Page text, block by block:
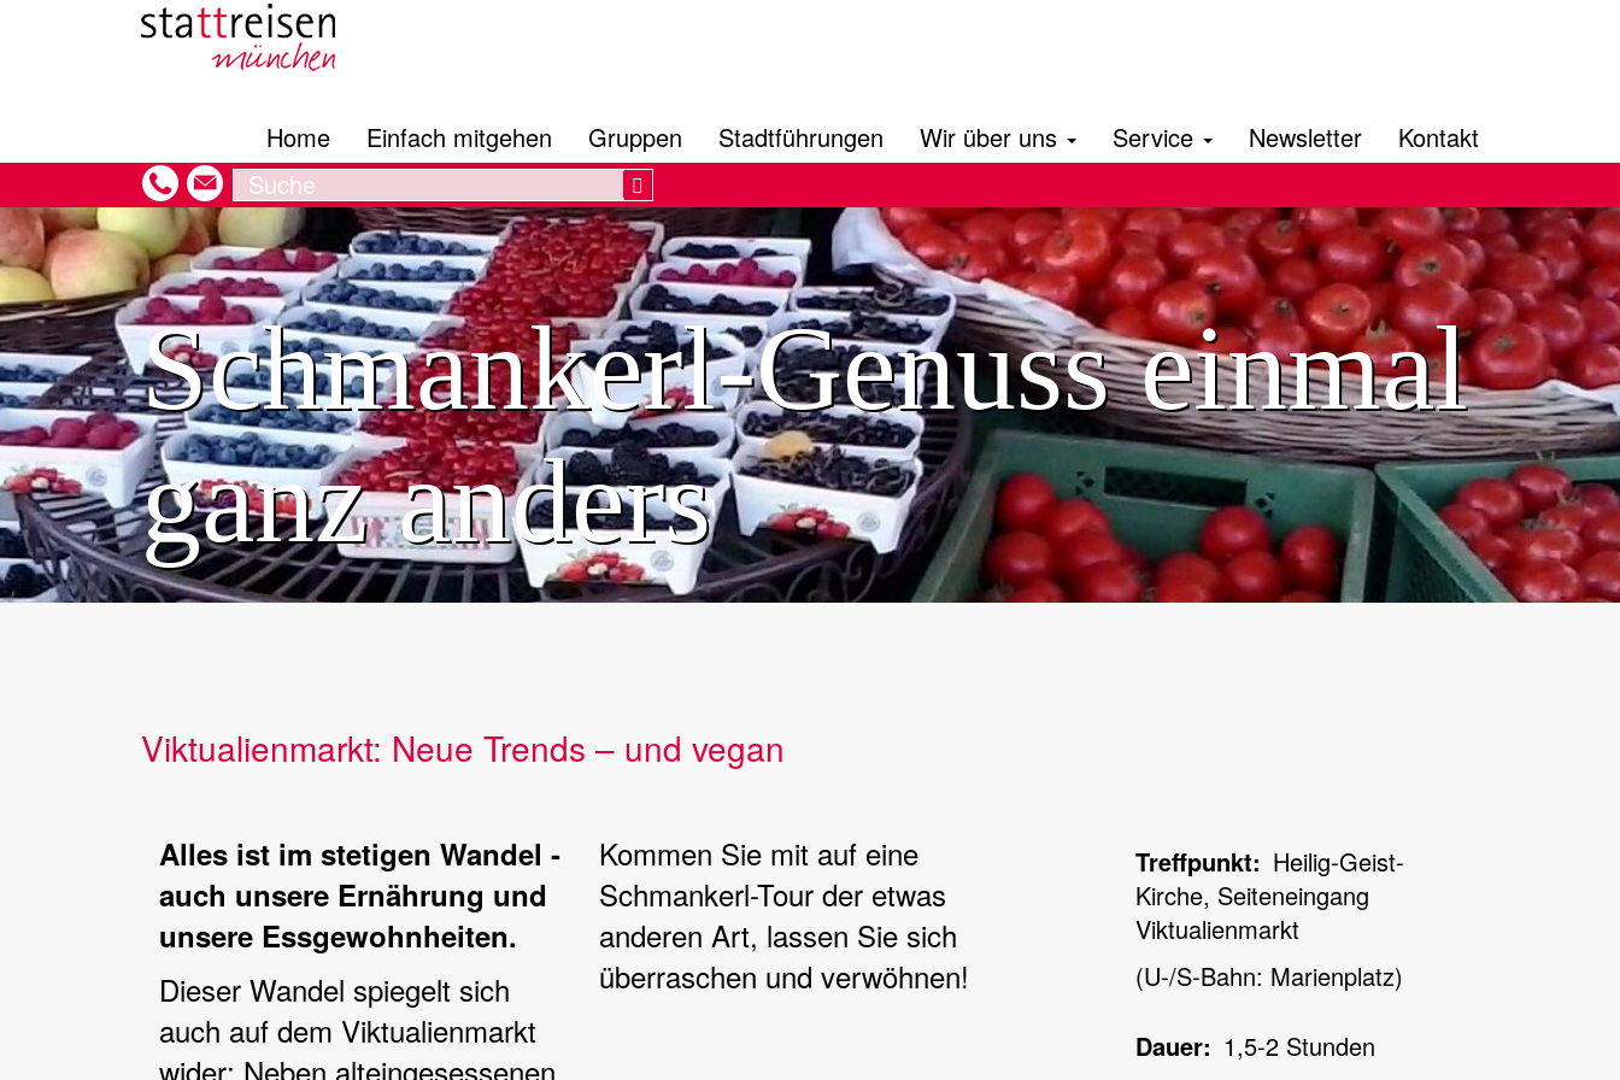
Hauptnavigation
Home Einfach mitgehen Gruppen Stadtführungen Wir über uns Service Newsletter Kontakt
Search Search
Schmankerl-Genuss einmal
ganz anders
Viktualienmarkt: Neue Trends – und vegan
Alles ist im stetigen Wandel -
auch unsere Ernährung und
unsere Essgewohnheiten.
Dieser Wandel spiegelt sich
auch auf dem Viktualienmarkt
wider: Neben alteingesessenen
Kommen Sie mit auf eine
Schmankerl-Tour der etwas
anderen Art, lassen Sie sich
überraschen und verwöhnen!
Treffpunkt
Heilig-Geist-
Kirche, Seiteneingang
Viktualienmarkt
(U-/S-Bahn: Marienplatz)
Dauer
1,5-2 Stunden